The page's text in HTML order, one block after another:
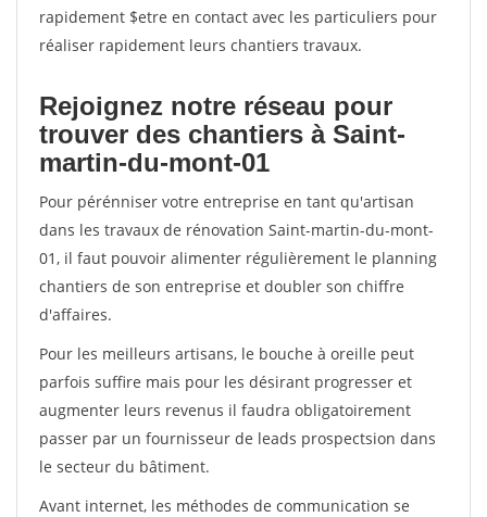
rapidement $etre en contact avec les particuliers pour
réaliser rapidement leurs chantiers travaux.
Rejoignez notre réseau pour
trouver des chantiers à Saint-
martin-du-mont-01
Pour pérénniser votre entreprise en tant qu'artisan
dans les travaux de rénovation Saint-martin-du-mont-
01, il faut pouvoir alimenter régulièrement le planning
chantiers de son entreprise et doubler son chiffre
d'affaires.
Pour les meilleurs artisans, le bouche à oreille peut
parfois suffire mais pour les désirant progresser et
augmenter leurs revenus il faudra obligatoirement
passer par un fournisseur de leads prospectsion dans
le secteur du bâtiment.
Avant internet, les méthodes de communication se